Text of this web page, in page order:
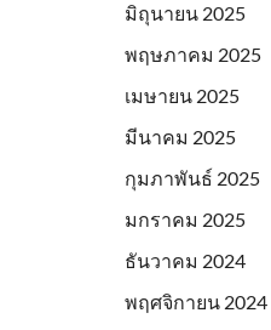
มิถุนายน 2025
พฤษภาคม 2025
เมษายน 2025
มีนาคม 2025
กุมภาพันธ์ 2025
มกราคม 2025
ธันวาคม 2024
พฤศจิกายน 2024